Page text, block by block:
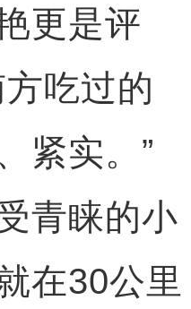
更是评
吃过的
紧实。”
睐的小
在30公里